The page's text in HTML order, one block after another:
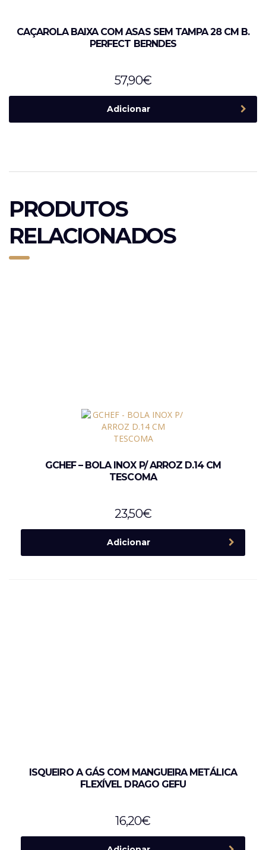
CAÇAROLA BAIXA COM ASAS SEM TAMPA 28 CM B.
PERFECT BERNDES
57,90€
Adicionar
PRODUTOS
RELACIONADOS
GCHEF – BOLA INOX P/ ARROZ D.14 CM
TESCOMA
23,50€
Adicionar
ISQUEIRO A GÁS COM MANGUEIRA METÁLICA
FLEXÍVEL DRAGO GEFU
16,20€